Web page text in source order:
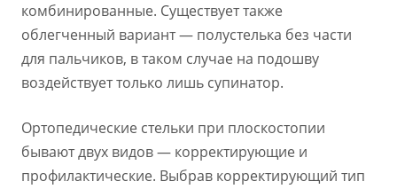
комбинированные. Существует также
облегченный вариант — полустелька без части
для пальчиков, в таком случае на подошву
воздействует только лишь супинатор.
Ортопедические стельки при плоскостопии
бывают двух видов — корректирующие и
профилактические. Выбрав корректирующий тип